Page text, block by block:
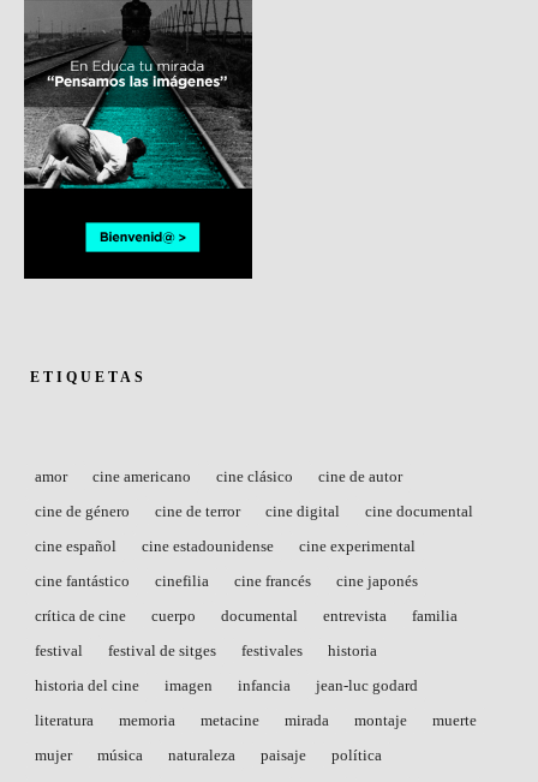
ETIQUETAS
amor cine americano cine clásico
cine de autor
cine de género
cine de terror cine digital
cine documental
cine español
cine estadounidense
cine experimental
cine fantástico
cinefilia cine francés
cine japonés
crítica de cine
cuerpo documental entrevista
familia
festival
festival de sitges festivales
historia
historia del cine
imagen infancia
jean-luc godard
literatura
memoria metacine mirada montaje
muerte
mujer
música naturaleza paisaje
política